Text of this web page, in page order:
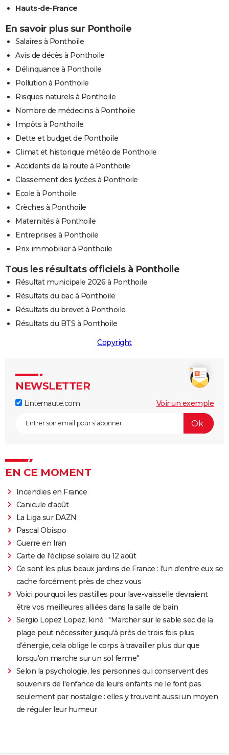
Hauts-de-France
En savoir plus sur Ponthoile
Salaires à Ponthoile
Avis de décès à Ponthoile
Délinquance à Ponthoile
Pollution à Ponthoile
Risques naturels à Ponthoile
Nombre de médecins à Ponthoile
Impôts à Ponthoile
Dette et budget de Ponthoile
Climat et historique météo de Ponthoile
Accidents de la route à Ponthoile
Classement des lycées à Ponthoile
Ecole à Ponthoile
Crèches à Ponthoile
Maternités à Ponthoile
Entreprises à Ponthoile
Prix immobilier à Ponthoile
Tous les résultats officiels à Ponthoile
Résultat municipale 2026 à Ponthoile
Résultats du bac à Ponthoile
Résultats du brevet à Ponthoile
Résultats du BTS à Ponthoile
Copyright
NEWSLETTER
Linternaute.com Voir un exemple
EN CE MOMENT
Incendies en France
Canicule d'août
La Liga sur DAZN
Pascal Obispo
Guerre en Iran
Carte de l'éclipse solaire du 12 août
Ce sont les plus beaux jardins de France : l'un d'entre eux se
cache forcément près de chez vous
Voici pourquoi les pastilles pour lave-vaisselle devraient
être vos meilleures alliées dans la salle de bain
Sergio Lopez Lopez, kiné : "Marcher sur le sable sec de la
plage peut nécessiter jusqu'à près de trois fois plus
d'énergie, cela oblige le corps à travailler plus dur que
lorsqu'on marche sur un sol ferme"
Selon la psychologie, les personnes qui conservent des
souvenirs de l'enfance de leurs enfants ne le font pas
seulement par nostalgie : elles y trouvent aussi un moyen
de réguler leur humeur